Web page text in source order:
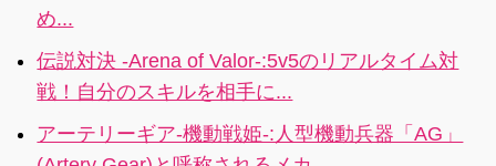
め...
伝説対決 -Arena of Valor-:5v5のリアルタイム対
戦！自分のスキルを相手に...
アーテリーギア-機動戦姫-:人型機動兵器「AG」